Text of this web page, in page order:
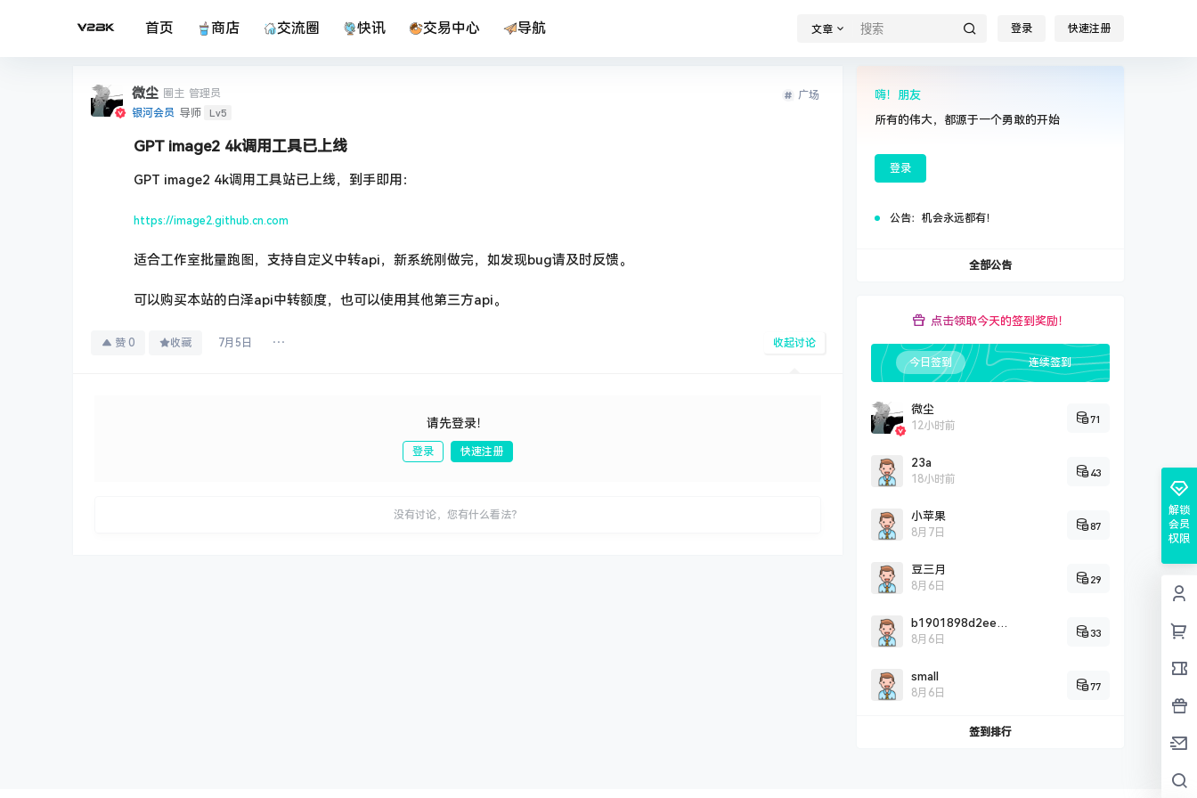
首页 商店 交流圈 快讯 交易中心 导航 文章 登录 快速注册
微尘 圈主 管理员
银河会员 导师 Lv5
广场
GPT image2 4k调用工具已上线
GPT image2 4k调用工具站已上线，到手即用：
https://image2.github.cn.com
适合工作室批量跑图，支持自定义中转api，新系统刚做完，如发现bug请及时反馈。
可以购买本站的白泽api中转额度，也可以使用其他第三方api。
赞 0 收藏 7月5日 收起讨论
请先登录！
登录 快速注册
没有讨论，您有什么看法？
嗨！朋友
所有的伟大，都源于一个勇敢的开始
登录
公告： 机会永远都有！
全部公告
点击领取今天的签到奖励！
今日签到 连续签到
微尘
12小时前
71
23a
18小时前
43
小苹果
8月7日
87
豆三月
8月6日
29
b1901898d2eef0c2fddbd2c9a5707cc26725
8月6日
33
small
8月6日
77
签到排行
解锁
会员
权限